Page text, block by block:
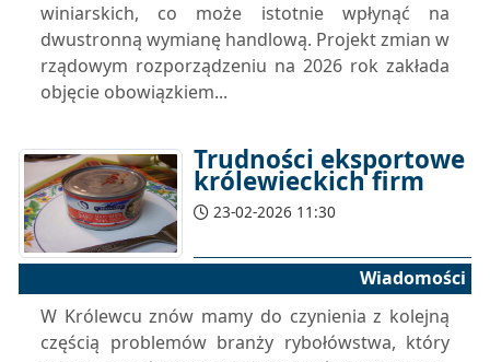
winiarskich, co może istotnie wpłynąć na
dwustronną wymianę handlową. Projekt zmian w
rządowym rozporządzeniu na 2026 rok zakłada
objęcie obowiązkiem...
Trudności eksportowe
królewieckich firm
23-02-2026 11:30
Wiadomości
W Królewcu znów mamy do czynienia z kolejną
częścią problemów branży rybołówstwa, który